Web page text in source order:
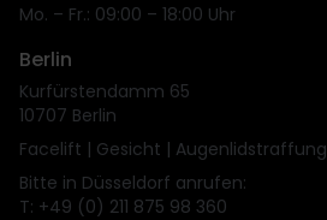
Mo. – Fr.: 09:00 – 18:00 Uhr
Berlin
Kurfürstendamm 65
10707 Berlin
Facelift | Gesicht | Augenlidstraffung
Bitte in Düsseldorf anrufen:
T: +49 (0) 211 875 98 360